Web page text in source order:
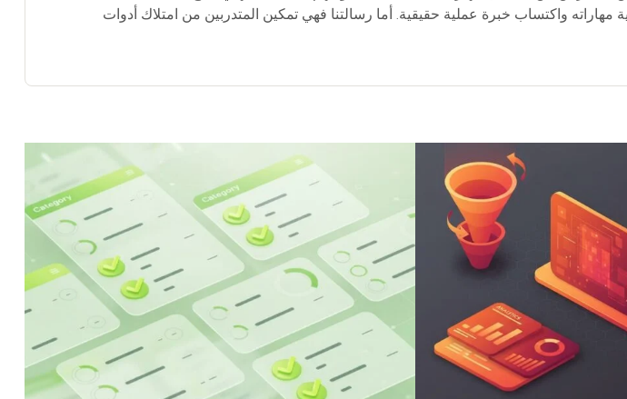
مهاراته واكتساب خبرة عملية حقيقية. أما رسالتنا فهي تمكين المتدربين من امتلاك أدوات